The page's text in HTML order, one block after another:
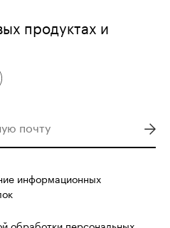
продуктах и
информационных